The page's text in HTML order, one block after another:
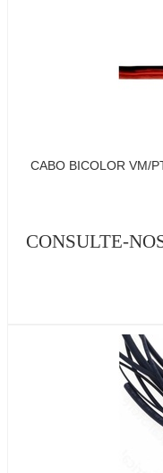
CABO BICOLOR VM/
CONSULTE-